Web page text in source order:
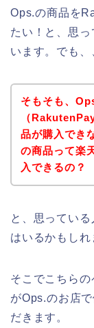
Ops.の商品を
たい！と、思
います。でも、
そもそも、
（
品が購入でき
の商品って楽
入できるの？
と、思ってい
はいるかもしれ
そこでこちら
がOps.のお店
だきます。